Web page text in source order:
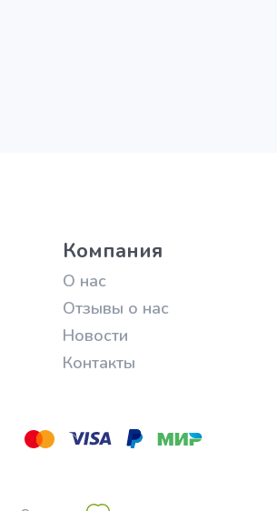
Компания
О нас
Отзывы о нас
Новости
Контакты